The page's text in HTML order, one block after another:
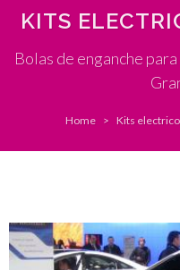
KITS
Bolas de enganche
Home Kits